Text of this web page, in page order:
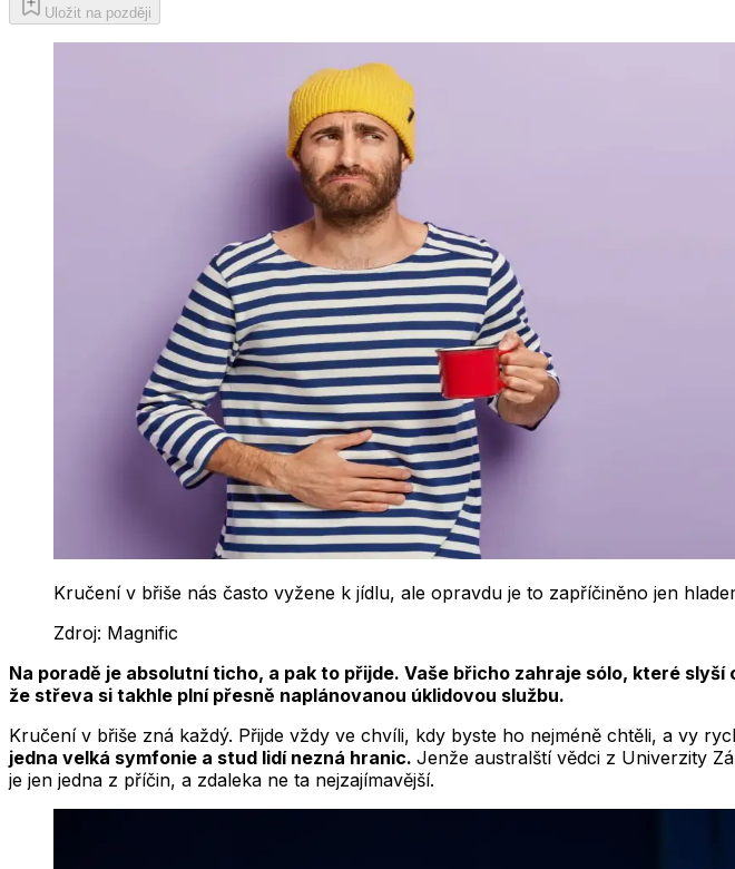
Uložit na později
Kručení v břiše nás často vyžene k jídlu, ale opravdu je to zapříčiněno jen
Zdroj: Magnific
Na poradě je absolutní ticho, a pak to přijde. Vaše břicho zahraje sólo, které
že střeva si takhle plní přesně naplánovanou úklidovou službu.
Kručení v břiše zná každý. Přijde vždy ve chvíli, kdy byste ho nejméně chtěli, a vy
jedna velká symfonie a stud lidí nezná hranic. Jenže australští vědci z Univerzity
je jen jedna z příčin, a zdaleka ne ta nejzajímavější.